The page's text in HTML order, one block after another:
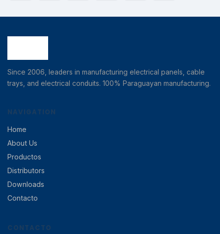
Since 2006, leaders in manufacturing electrical panels, cable
trays, and electrical conduits. 100% Paraguayan manufacturing.
NAVIGATION
Home
About Us
Productos
Distributors
Downloads
Contacto
CONTACTO